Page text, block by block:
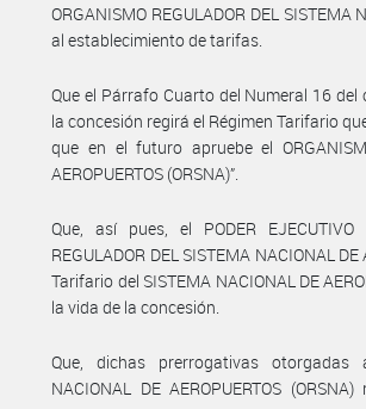
ORGANISMO REGULADOR DEL SISTEMA
al establecimiento de tarifas.
Que el Párrafo Cuarto del Numeral 16
la concesión regirá el Régimen Tarifario
que en el futuro apruebe el
AEROPUERTOS (ORSNA)”.
Que, así pues, el PODER
REGULADOR DEL SISTEMA NACIONAL
Tarifario del SISTEMA NACIONAL DE
la vida de la concesión.
Que, dichas prerrogativas otorgadas
NACIONAL DE AEROPUERTOS